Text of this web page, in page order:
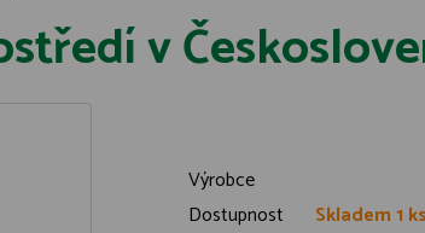
v
Výrobce
Dostupnost
Skladem 1 ks